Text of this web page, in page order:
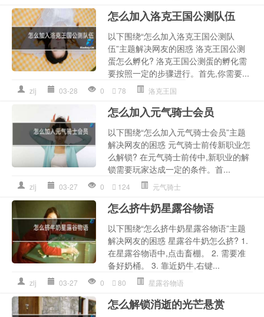
怎么加入洛克王国公测队伍
以下围绕“怎么加入洛克王国公测队
伍”主题解决网友的困惑 洛克王国公测
蛋怎么孵化? 洛克王国公测蛋的孵化需
要按照一定的步骤进行。首先,你需要...
zlj 03-28 0 78 洛克王国
怎么加入元气骑士会员
以下围绕“怎么加入元气骑士会员”主题
解决网友的困惑 元气骑士前传新职业怎
么解锁? 在元气骑士前传中,新职业的解
锁需要玩家达成一定的条件。首...
zlj 03-27 0 124 元气骑士
怎么挤牛奶星露谷物语
以下围绕“怎么挤牛奶星露谷物语”主题
解决网友的困惑 星露谷牛奶怎么挤? 1.
在星露谷物语中,点击畜棚。 2. 需要准
备好奶桶。 3. 靠近奶牛,右键...
zlj 03-27 0 80 星露谷物语
怎么解锁消逝的光芒悬赏